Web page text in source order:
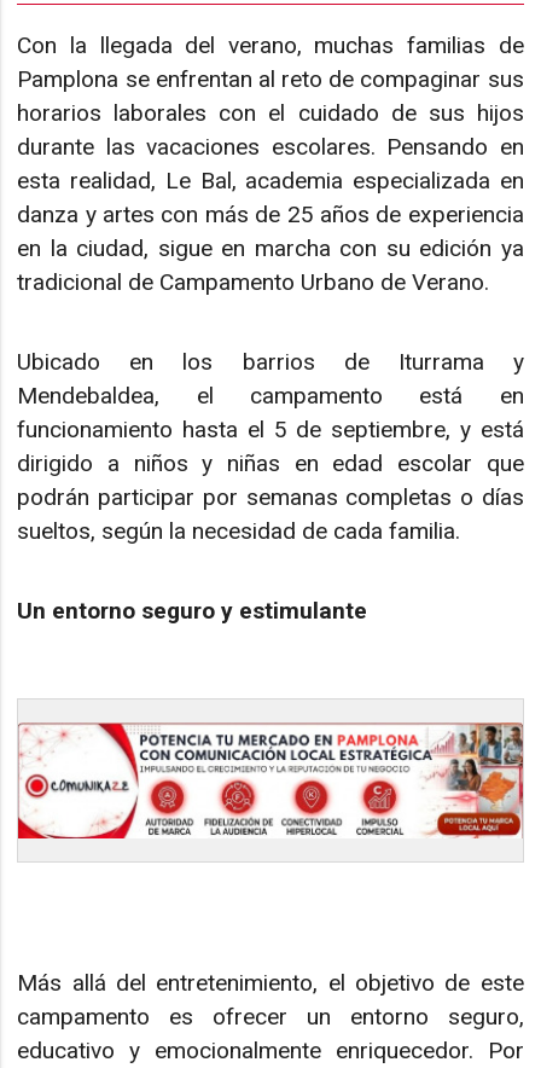
Con la llegada del verano, muchas familias de
Pamplona se enfrentan al reto de compaginar sus
horarios laborales con el cuidado de sus hijos
durante las vacaciones escolares. Pensando en
esta realidad, Le Bal, academia especializada en
danza y artes con más de 25 años de experiencia
en la ciudad, sigue en marcha con su edición ya
tradicional de Campamento Urbano de Verano.
Ubicado en los barrios de Iturrama y
Mendebaldea, el campamento está en
funcionamiento hasta el 5 de septiembre, y está
dirigido a niños y niñas en edad escolar que
podrán participar por semanas completas o días
sueltos, según la necesidad de cada familia.
Un entorno seguro y estimulante
Más allá del entretenimiento, el objetivo de este
campamento es ofrecer un entorno seguro,
educativo y emocionalmente enriquecedor. Por